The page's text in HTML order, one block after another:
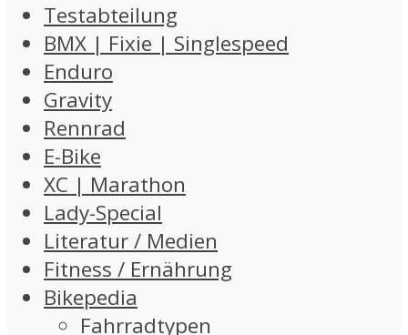
Testabteilung
BMX | Fixie | Singlespeed
Enduro
Gravity
Rennrad
E-Bike
XC | Marathon
Lady-Special
Literatur / Medien
Fitness / Ernährung
Bikepedia
Fahrradtypen